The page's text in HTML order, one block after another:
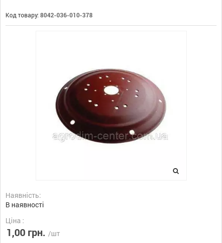
Код товару: 8042-036-010-378
Наявність:
В наявності
Ціна :
1,00 грн. /шт